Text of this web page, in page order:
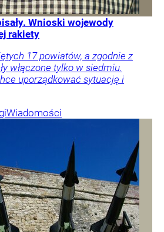
Wnioski wojewody
rakiety
17 powiatów, a zgodnie z
włączone tylko w siedmiu.
uporządkować sytuację i
Wiadomości